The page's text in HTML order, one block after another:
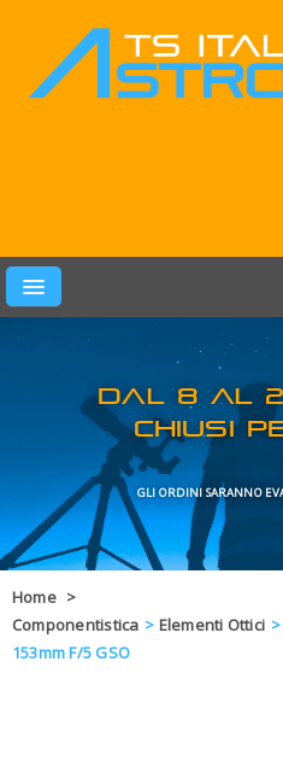
PRODOTTI
LEARN & FUN
MARCHI
OFFERTE
BLOG
Home >
Componentistica > Elementi Ottici >
153mm F/5 GSO